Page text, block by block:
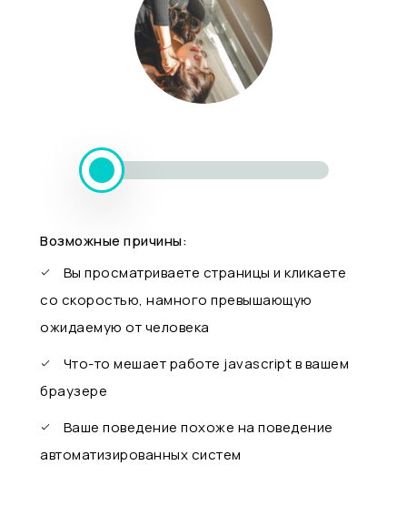
Возможные причины:
Вы просматриваете страницы и кликаете
со скоростью, намного превышающую
ожидаемую от человека
Что-то мешает работе javascript в вашем
браузере
Ваше поведение похоже на поведение
автоматизированных систем